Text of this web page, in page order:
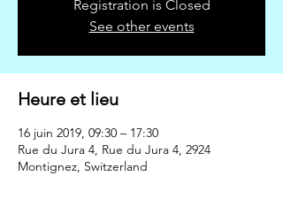
Registration is Closed
See other events
Heure et lieu
16 juin 2019, 09:30 – 17:30
Rue du Jura 4, Rue du Jura 4, 2924
Montignez, Switzerland